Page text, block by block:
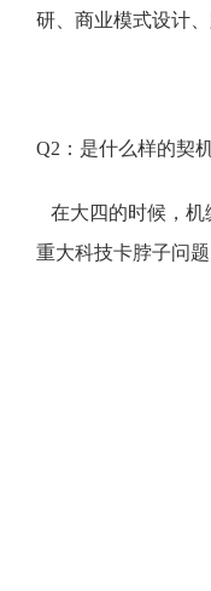
研、商业模式设计
Q2：是什么样的契
在大四的时候，机
重大科技卡脖子问